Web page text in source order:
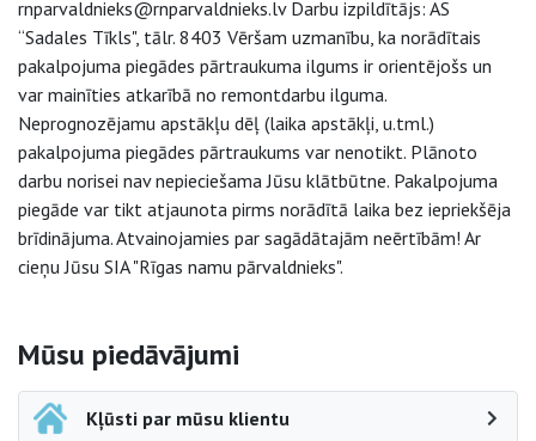
rnparvaldnieks@rnparvaldnieks.lv Darbu izpildītājs: AS
“Sadales Tīkls", tālr. 8403 Vēršam uzmanību, ka norādītais
pakalpojuma piegādes pārtraukuma ilgums ir orientējošs un
var mainīties atkarībā no remontdarbu ilguma.
Neprognozējamu apstākļu dēļ (laika apstākļi, u.tml.)
pakalpojuma piegādes pārtraukums var nenotikt. Plānoto
darbu norisei nav nepieciešama Jūsu klātbūtne. Pakalpojuma
piegāde var tikt atjaunota pirms norādītā laika bez iepriekšēja
brīdinājuma. Atvainojamies par sagādātajām neērtībām! Ar
cieņu Jūsu SIA "Rīgas namu pārvaldnieks".
Sāna navigācija
Mūsu piedāvājumi
Kļūsti par mūsu klientu